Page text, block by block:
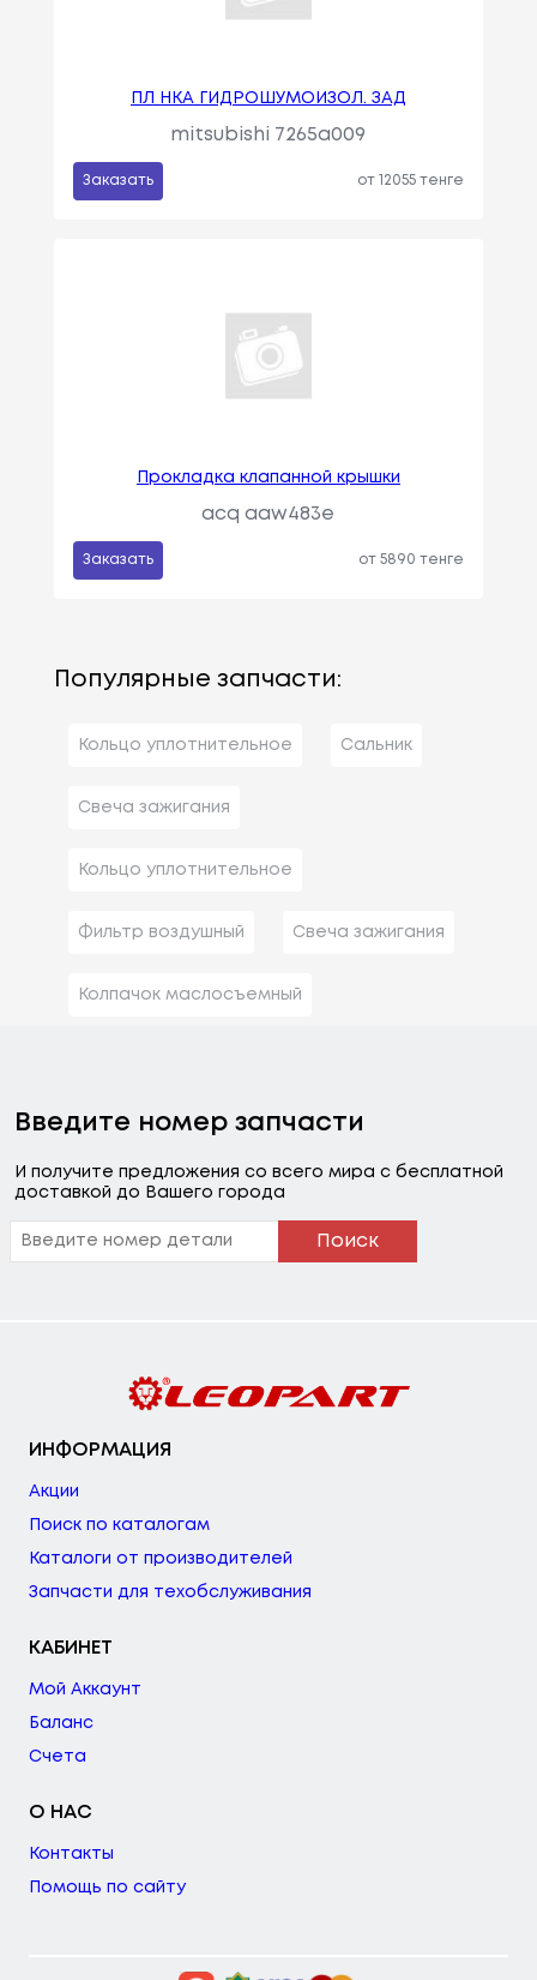
ПЛ НКА ГИДРОШУМОИЗОЛ. ЗАД
mitsubishi 7265a009
Заказать от 12055 тенге
Прокладка клапанной крышки
acq aaw483e
Заказать от 5890 тенге
Популярные запчасти:
Кольцо уплотнительное Сальник
Свеча зажигания
Кольцо уплотнительное
Фильтр воздушный Свеча зажигания
Колпачок маслосъемный
Введите номер запчасти
И получите предложения со всего мира с бесплатной
доставкой до Вашего города
Поиск
ИНФОРМАЦИЯ
Акции
Поиск по каталогам
Каталоги от производителей
Запчасти для техобслуживания
КАБИНЕТ
Мой Аккаунт
Баланс
Счета
О НАС
Контакты
Помощь по сайту